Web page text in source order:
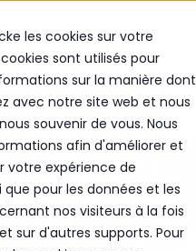
les cookies sur votre
sont utilisés pour
sur la manière dont
avec notre site web et nous
souvenir de vous. Nous
afin d'améliorer et
votre expérience de
que pour les données et les
nos visiteurs à la fois
sur d'autres supports. Pour